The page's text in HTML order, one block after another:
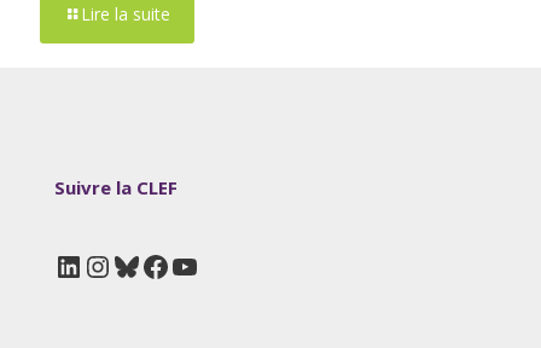
Lire la suite
Suivre la CLEF
LinkedIn
Instagram
Bluesky
Facebook
YouTube